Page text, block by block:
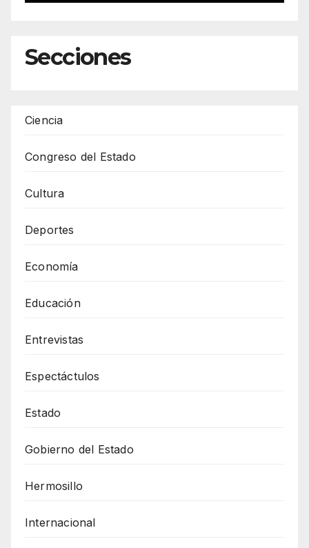
Secciones
Ciencia
Congreso del Estado
Cultura
Deportes
Economía
Educación
Entrevistas
Espectáctulos
Estado
Gobierno del Estado
Hermosillo
Internacional